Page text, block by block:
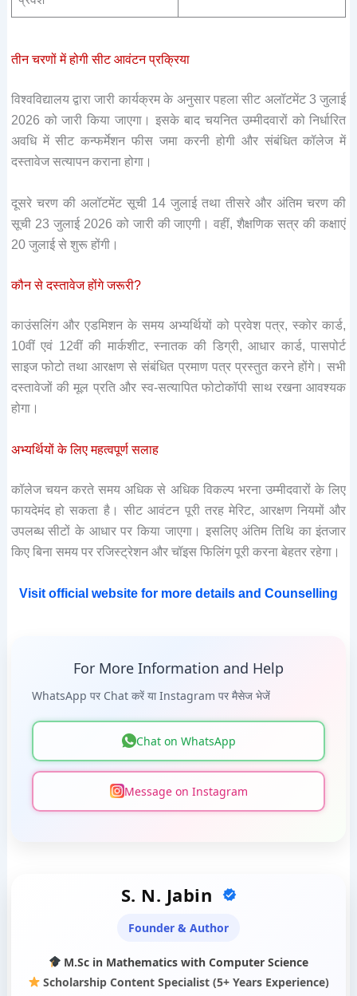
तीन चरणों में होगी सीट आवंटन प्रक्रिया
विश्वविद्यालय द्वारा जारी कार्यक्रम के अनुसार पहला सीट अलॉटमेंट 3 जुलाई
2026 को जारी किया जाएगा। इसके बाद चयनित उम्मीदवारों को निर्धारित
अवधि में सीट कन्फर्मेशन फीस जमा करनी होगी और संबंधित कॉलेज में
दस्तावेज सत्यापन कराना होगा।
दूसरे चरण की अलॉटमेंट सूची 14 जुलाई तथा तीसरे और अंतिम चरण की
सूची 23 जुलाई 2026 को जारी की जाएगी। वहीं, शैक्षणिक सत्र की कक्षाएं
20 जुलाई से शुरू होंगी।
कौन से दस्तावेज होंगे जरूरी?
काउंसलिंग और एडमिशन के समय अभ्यर्थियों को प्रवेश पत्र, स्कोर कार्ड,
10वीं एवं 12वीं की मार्कशीट, स्नातक की डिग्री, आधार कार्ड, पासपोर्ट
साइज फोटो तथा आरक्षण से संबंधित प्रमाण पत्र प्रस्तुत करने होंगे। सभी
दस्तावेजों की मूल प्रति और स्व-सत्यापित फोटोकॉपी साथ रखना आवश्यक
होगा।
अभ्यर्थियों के लिए महत्वपूर्ण सलाह
कॉलेज चयन करते समय अधिक से अधिक विकल्प भरना उम्मीदवारों के लिए
फायदेमंद हो सकता है। सीट आवंटन पूरी तरह मेरिट, आरक्षण नियमों और
उपलब्ध सीटों के आधार पर किया जाएगा। इसलिए अंतिम तिथि का इंतजार
किए बिना समय पर रजिस्ट्रेशन और चॉइस फिलिंग पूरी करना बेहतर रहेगा।
Visit official website for more details and Counselling
For More Information and Help
WhatsApp पर Chat करें या Instagram पर मैसेज भेजें
Chat on WhatsApp
Message on Instagram
S. N. Jabin
Founder & Author
M.Sc in Mathematics with Computer Science
Scholarship Content Specialist (5+ Years Experience)